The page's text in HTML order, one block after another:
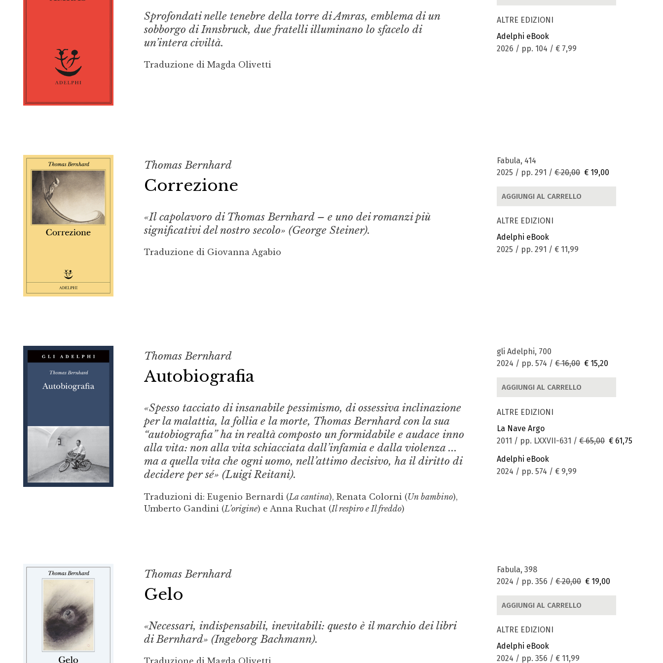
Sprofondati nelle tenebre della torre di Amras, emblema di un
sobborgo di Innsbruck, due fratelli illuminano lo sfacelo di
un’intera civiltà.
Traduzione di Magda Olivetti
ALTRE EDIZIONI
Adelphi eBook
2026 / pp. 104 / € 7,99
Thomas Bernhard
Correzione
«Il capolavoro di Thomas Bernhard – e uno dei romanzi più
significativi del nostro secolo» (George Steiner).
Traduzione di Giovanna Agabio
Fabula, 414
2025 / pp. 291 / € 20,00 € 19,00
AGGIUNGI AL CARRELLO
ALTRE EDIZIONI
Adelphi eBook
2025 / pp. 291 / € 11,99
Thomas Bernhard
Autobiografia
«Spesso tacciato di insanabile pessimismo, di ossessiva inclinazione
per la malattia, la follia e la morte, Thomas Bernhard con la sua
“autobiografia” ha in realtà composto un formidabile e audace inno
alla vita: non alla vita schiacciata dall’infamia e dalla violenza ...
ma a quella vita che ogni uomo, nell’attimo decisivo, ha il diritto di
decidere per sé» (Luigi Reitani).
Traduzioni di: Eugenio Bernardi (La cantina), Renata Colorni (Un bambino),
Umberto Gandini (L’origine) e Anna Ruchat (Il respiro e Il freddo)
gli Adelphi, 700
2024 / pp. 574 / € 16,00 € 15,20
AGGIUNGI AL CARRELLO
ALTRE EDIZIONI
La Nave Argo
2011 / pp. LXXVII-631 / € 65,00 € 61,75
Adelphi eBook
2024 / pp. 574 / € 9,99
Thomas Bernhard
Gelo
«Necessari, indispensabili, inevitabili: questo è il marchio dei libri
di Bernhard» (Ingeborg Bachmann).
Fabula, 398
2024 / pp. 356 / € 20,00 € 19,00
AGGIUNGI AL CARRELLO
ALTRE EDIZIONI
Adelphi eBook
2024 / pp. 356 / € 11,99